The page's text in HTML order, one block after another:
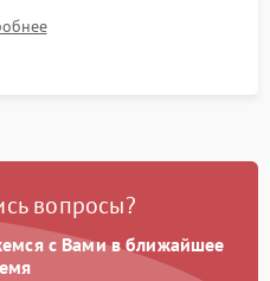
посторонних шумов,
сухости в поддоне.
вопросы?
с Вами в ближайшее